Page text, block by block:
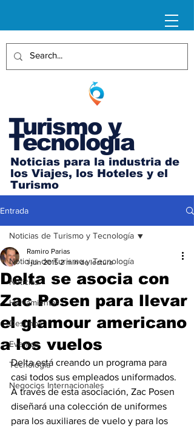
Turismo y
Tecnología
Noticias para la industria de
los Viajes, los Hoteles y el
Turismo
Entrada
Noticias de Turismo y Tecnología
Noticias
Herramientas
Destinos
Eventos
Tecnología
Negocios Internacionales
Noticias de Turismo y Tecnología
Delta se asocia con
Zac Posen para llevar
el glamour americano
a los vuelos
Ramiro Parias
1 jun 2015 2 min de lectura
Delta está creando un programa para
casi todos sus empleados uniformados.
A través de esta asociación, Zac Posen
diseñará una colección de uniformes
para los auxiliares de vuelo y para los